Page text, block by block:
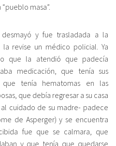
masa”.
y fue trasladada a la
revise un médico policial. Ya
que la atendió que padecía
medicación, que tenía sus
que tenía hematomas en las
que debía regresar a su casa
cuidado de su madre- padece
de Asperger) y se encuentra
fue que se calmara, que
y que tenía que quedarse